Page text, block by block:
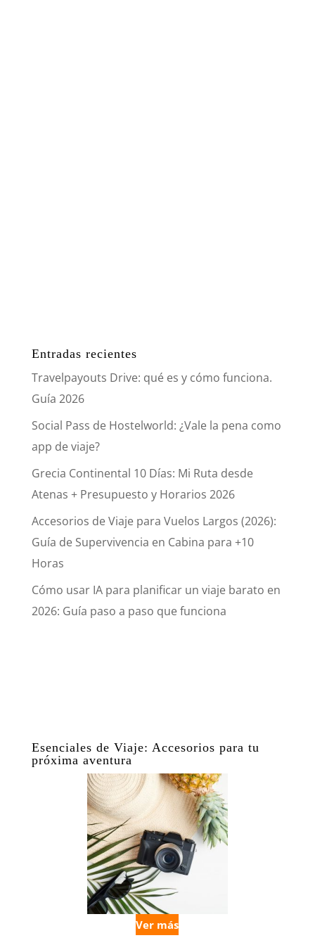
Entradas recientes
Travelpayouts Drive: qué es y cómo funciona.
Guía 2026
Social Pass de Hostelworld: ¿Vale la pena como
app de viaje?
Grecia Continental 10 Días: Mi Ruta desde
Atenas + Presupuesto y Horarios 2026
Accesorios de Viaje para Vuelos Largos (2026):
Guía de Supervivencia en Cabina para +10
Horas
Cómo usar IA para planificar un viaje barato en
2026: Guía paso a paso que funciona
Esenciales de Viaje: Accesorios para tu
próxima aventura
Ver más